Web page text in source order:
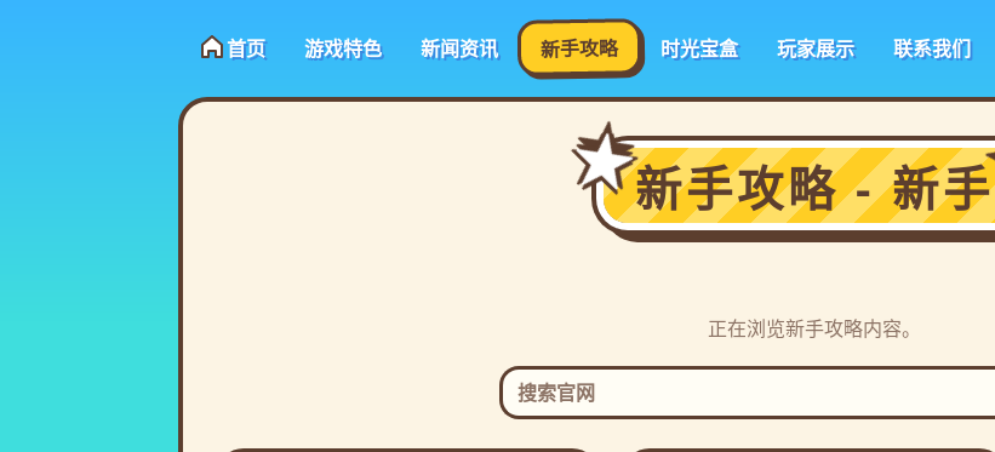
首页 游戏特色 新闻资讯 新手攻略 时光宝盒 玩家展示 联系我们
新手攻略 - 新手
正在浏览新手攻略内容。